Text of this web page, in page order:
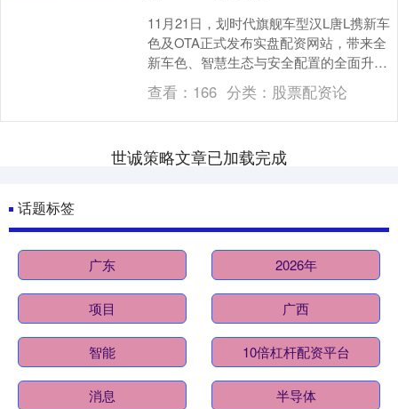
11月21日，划时代旗舰车型汉L唐L携新车
色及OTA正式发布实盘配资网站，带来全
新车色、智慧生态与安全配置的全面升
级！ 汉L EV 3款车型超级置换补贴后售价
2....
查看： 166 分类： 股票配资论
世诚策略文章已加载完成
话题标签
广东 2026年
项目 广西
智能 10倍杠杆配资平台
消息 半导体